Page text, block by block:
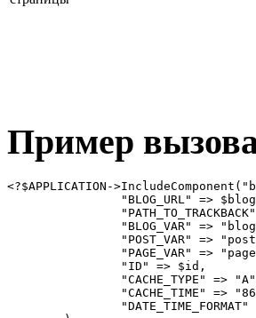
Пример
<?$APPLICATION-